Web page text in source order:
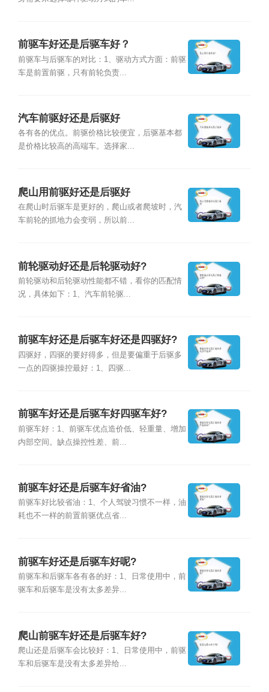
前驱车好还是后驱车好？
前驱车与后驱车的对比：1、驱动方式方面：前驱
车是前置前驱，只有前轮负责...
汽车前驱好还是后驱好
各有各的优点。前驱价格比较便宜，后驱基本都
是价格比较高的高端车。选择家...
爬山用前驱好还是后驱好
在爬山时后驱车是更好的，爬山或者爬坡时，汽
车前轮的抓地力会变弱，所以前...
前轮驱动好还是后轮驱动好?
前轮驱动和后轮驱动性能都不错，看你的匹配情
况，具体如下：1、汽车前轮驱...
前驱车好还是后驱车好还是四驱好?
四驱好，四驱的要好得多，但是要偏重于后驱多
一点的四驱操控最好：1、四驱...
前驱车好还是后驱车好四驱车好?
前驱车好：1、前驱车优点造价低、轻重量、增加
内部空间。缺点操控性差、前...
前驱车好还是后驱车好省油?
前驱车好比较省油：1、个人驾驶习惯不一样，油
耗也不一样的前置前驱优点省...
前驱车好还是后驱车好呢?
前驱车和后驱车各有各的好：1、日常使用中，前
驱车和后驱车是没有太多差异...
爬山前驱车好还是后驱车好?
爬山还是后驱车会比较好：1、日常使用中，前驱
车和后驱车是没有太多差异给...